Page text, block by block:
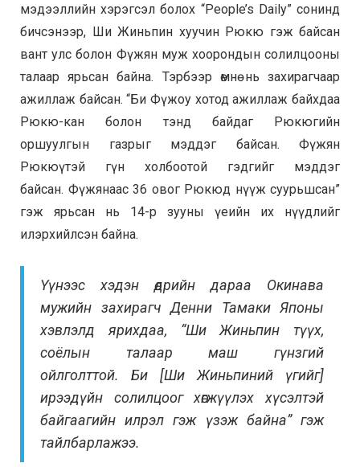
мэдээллийн хэрэгсэл болох “People’s Daily” сонинд
бичсэнээр, Ши Жиньпин хуучин Рюкю гэж байсан
вант улс болон Фүжян муж хоорондын солилцооны
талаар ярьсан байна. Тэрбээр өмнө нь захирагчаар
ажиллаж байсан. “Би Фүжоу хотод ажиллаж байхдаа
Рюкю-кан болон тэнд байдаг Рюкюгийн
оршуулгын газрыг мэддэг байсан. Фүжян
Рюкюүтэй гүн холбоотой гэдгийг мэддэг
байсан. Фүжянаас 36 овог Рюкюд нүүж суурьшсан”
гэж ярьсан нь 14-р зууны үеийн их нүүдлийг
илэрхийлсэн байна.
Үүнээс хэдэн өдрийн дараа Окинава
мужийн захирагч Денни Тамаки Японы
хэвлэлд ярихдаа, “Ши Жиньпин түүх,
соёлын талаар маш гүнзгий
ойлголттой. Би [Ши Жиньпиний үгийг]
ирээдүйн солилцоог хөгжүүлэх хүсэлтэй
байгаагийн илрэл гэж үзэж байна” гэж
тайлбарлажээ.